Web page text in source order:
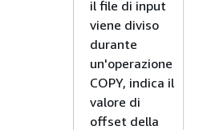
il file di input
viene diviso
durante
un'operazione
COPY, indica il
valore di
offset della